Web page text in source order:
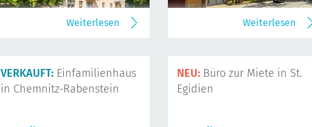
Weiterlesen Weiterlesen
VERKAUFT: Einfamilienhaus
in Chemnitz-Rabenstein
NEU: Büro zur Miete in St.
Egidien